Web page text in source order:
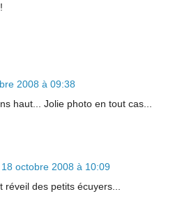
2008 à 09:38
haut... Jolie photo en tout cas...
18 octobre 2008 à 10:09
des petits écuyers...